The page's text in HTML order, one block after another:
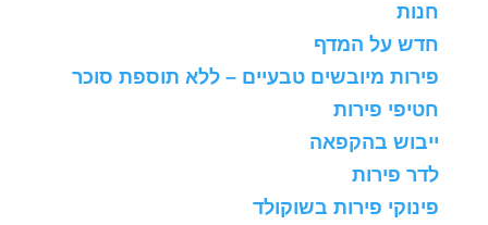
חנות
חדש על המדף
פירות מיובשים טבעיים – ללא תוספת סוכר
חטיפי פירות
ייבוש בהקפאה
לדר פירות
פינוקי פירות בשוקולד